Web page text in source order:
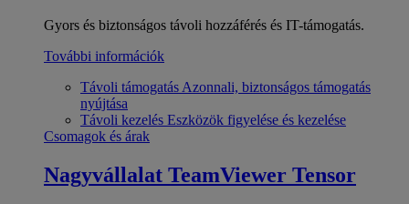
Gyors és biztonságos távoli hozzáférés és IT-támogatás.
További információk
Távoli támogatás Azonnali, biztonságos támogatás
nyújtása
Távoli kezelés Eszközök figyelése és kezelése
Csomagok és árak
Nagyvállalat TeamViewer Tensor